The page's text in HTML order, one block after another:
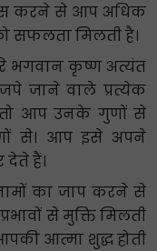
करने से आप अधिक
सफलता मिलती है।
भगवान कृष्ण अत्यंत
जाने वाले प्रत्येक
आप उनके गुणों से
से। आप इसे अपने
हैं।
का जाप करने से
से मुक्ति मिलती
आत्मा शुद्ध होती